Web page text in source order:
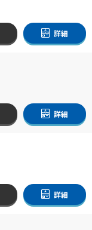
詳細
詳細
詳細